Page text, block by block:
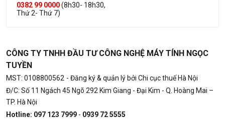
0382 99 0000(8h30- 18h30,
Thứ 2- Thứ 7)
CÔNG TY TNHH ĐẦU TƯ CÔNG NGHỆ MÁY TÍNH NGỌC
TUYỀN
MST: 0108800562 - Đăng ký & quản lý bởi Chi cục thuế Hà Nội
Đ/C: Số 11 Ngách 45 Ngõ 292 Kim Giang - Đại Kim - Q. Hoàng Mai –
TP. Hà Nội
Hotline: 097 123 7999 - 0939 72 5555